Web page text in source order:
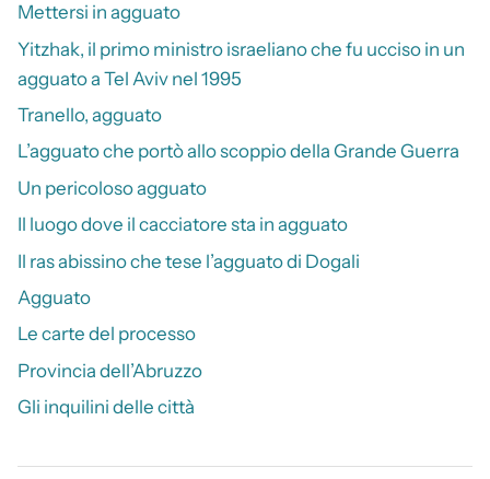
Mettersi in agguato
Yitzhak, il primo ministro israeliano che fu ucciso in un
agguato a Tel Aviv nel 1995
Tranello, agguato
L’agguato che portò allo scoppio della Grande Guerra
Un pericoloso agguato
Il luogo dove il cacciatore sta in agguato
Il ras abissino che tese l’agguato di Dogali
Agguato
Le carte del processo
Provincia dell’Abruzzo
Gli inquilini delle città